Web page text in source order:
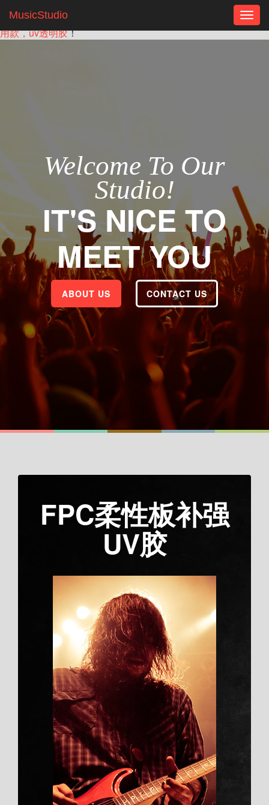
苏州快速固化款：节省无锡工厂施工时
间，提效率，流水线夹具定位UV胶，uv胶电路板结构件保护专
用款，uv透明胶！
MusicStudio
Welcome To Our
Studio!
IT'S NICE TO
MEET YOU
ABOUT US CONTACT US
FPC柔性板补强
UV胶
高透明：适配玻璃、
工艺品等对美观有要
求的场景
Duis aute irure dolor
线型大分子之间存在着相互作用力，这
种力来自于范德华力和氢键，它的大小
与聚合物的结构有关。这种相互作用力
会影响聚合物的许多性能。增塑剂的作
用就是在于削弱聚合物分子间的作用
力， 从而提高胶的柔韧性，松弛内应
力，从而提高了胶的冲击强度；降低胶
膜的软化温度和玻璃化温度，提高耐低
温性；减低聚合物的粘度，增加其流动
性，从而增加胶对粘接面的浸润，提高
接头的粘接强度。